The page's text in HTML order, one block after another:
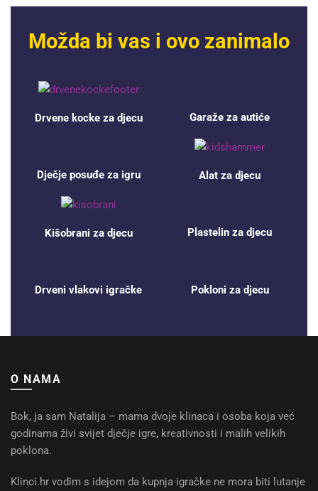
Možda bi vas i ovo zanimalo
Drvene kocke za djecu Garaže za autiće
Dječje posuđe za igru Alat za djecu
Kišobrani za djecu Plastelin za djecu
Drveni vlakovi igračke Pokloni za djecu
O NAMA
Bok, ja sam Natalija – mama dvoje klinaca i osoba koja već
godinama živi svijet dječje igre, kreativnosti i malih velikih
poklona.
Klinci.hr vodim s idejom da kupnja igračke ne mora biti lutanje